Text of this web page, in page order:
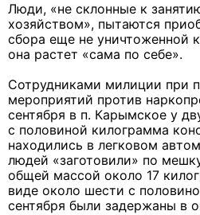
Люди, «не склонные к
хозяйством», пытаются
сбора еще не уничтоженной
она растет «сама по себе».
Сотрудниками милиции при
мероприятий против
сентября в п. Карымское у
с половиной килограмма
находились в легковом
людей «заготовили» по
общей массой около 17
виде около шести с
сентября были задержаны в